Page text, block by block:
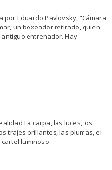
Eduardo Pavlovsky, “Cámara
un boxeador retirado, quien
entrenador. Hay
La carpa, las luces, los
trajes brillantes, las plumas, el
luminoso